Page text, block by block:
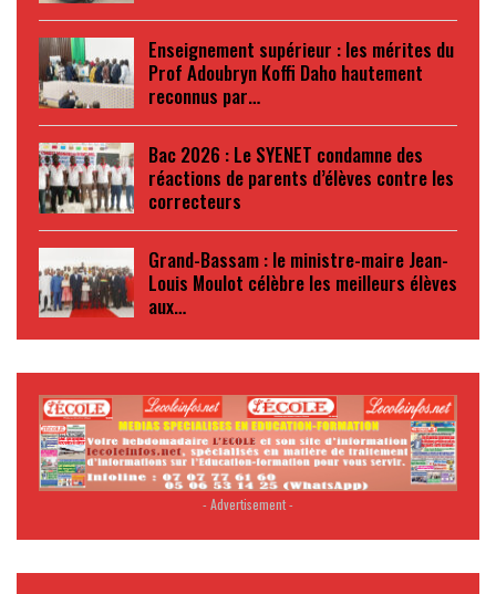
Enseignement supérieur : les mérites du
Prof Adoubryn Koffi Daho hautement
reconnus par…
Bac 2026 : Le SYENET condamne des
réactions de parents d’élèves contre les
correcteurs
Grand-Bassam : le ministre-maire Jean-
Louis Moulot célèbre les meilleurs élèves
aux…
- Advertisement -